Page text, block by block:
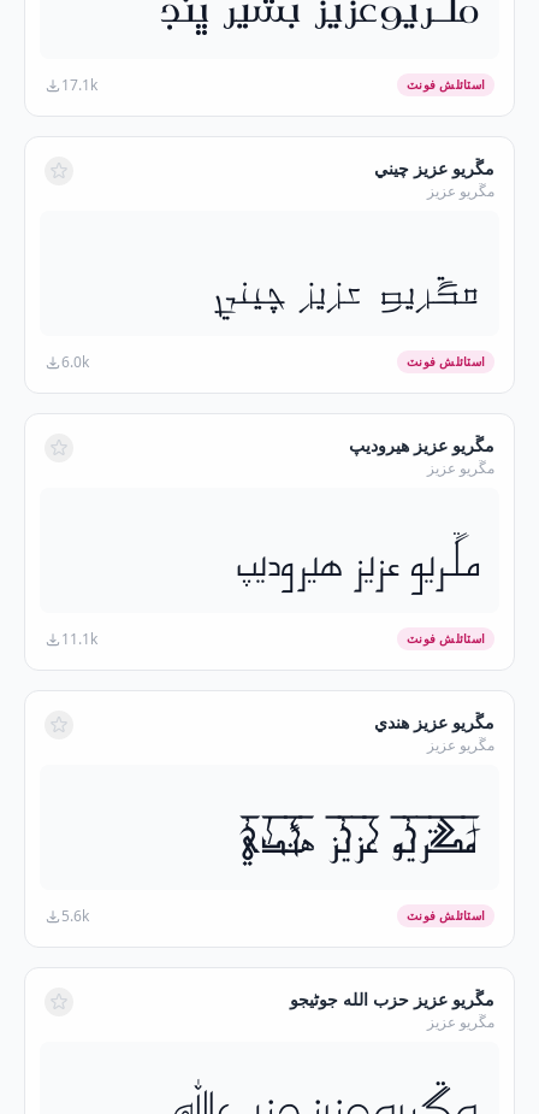
اسٽائلش فونٽ 17.1k
مڱريو عزيز چيني
مڱريو عزيز
مڱريو عزيز چيني
اسٽائلش فونٽ 6.0k
مڱريو عزيز هيروديپ
مڱريو عزيز
اسٽائلش فونٽ 11.1k
مڱريو عزيز هندي
مڱريو عزيز
مڱريو عزيز هندي
اسٽائلش فونٽ 5.6k
مڱريو عزيز حزب الله جوڻيجو
مڱريو عزيز
مڱريو عزيز حزب الله